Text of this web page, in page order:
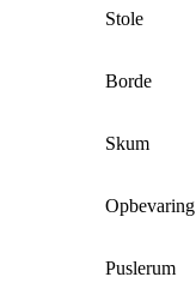
Stole
Borde
Skum
Opbevaring
Puslerum